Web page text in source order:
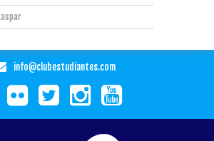
info@clubestudiantes.com